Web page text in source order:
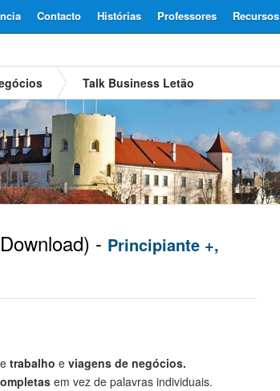
Recursos
Professores
Histórias
Contacto
Talk Business Letão
- Principiante +,
trabalho e viagens de negócios.
em vez de palavras individuais.